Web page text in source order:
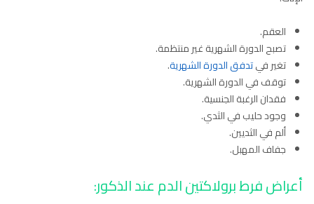
العقم.
تصبح الدورة الشهرية غير منتظمة.
تغير فيتدفق الدورة الشهرية.
توقف في الدورة الشهرية.
فقدان الرغبة الجنسية.
وجود حليب في الثدي.
ألم في الثديين.
جفاف المهبل.
أعراض فرط برولاكتين الدم عند الذكور: